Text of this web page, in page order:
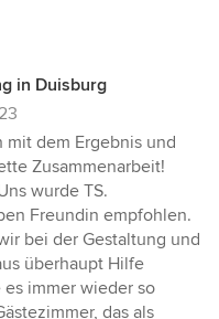
in Duisburg
mit dem Ergebnis und
Zusammenarbeit!
wurde TS.
Freundin empfohlen.
bei der Gestaltung und
überhaupt Hilfe
immer wieder so
das als